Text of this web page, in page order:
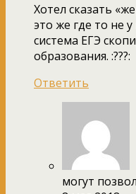
Хотел сказать
это же где то не
система ЕГЭ
образования. :???:
Ответить
могут